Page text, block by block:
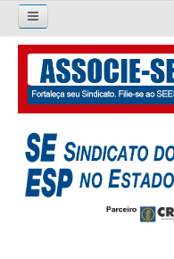
Pesquisar...
O SINDICATO
APRESENTAÇÃO
PALAVRA DO PRESIDENTE